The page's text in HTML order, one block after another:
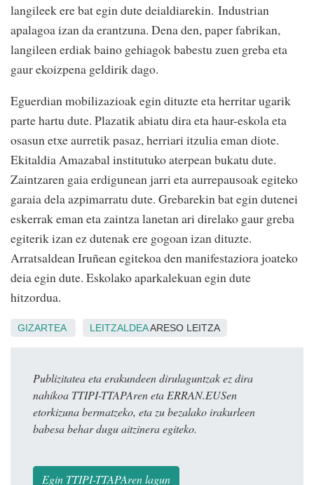
langileek ere bat egin dute deialdiarekin. Industrian
apalagoa izan da erantzuna. Dena den, paper fabrikan,
langileen erdiak baino gehiagok babestu zuen greba eta
gaur ekoizpena geldirik dago.
Eguerdian mobilizazioak egin dituzte eta herritar ugarik
parte hartu dute. Plazatik abiatu dira eta haur-eskola eta
osasun etxe aurretik pasaz, herriari itzulia eman diote.
Ekitaldia Amazabal institutuko aterpean bukatu dute.
Zaintzaren gaia erdigunean jarri eta aurrepausoak egiteko
garaia dela azpimarratu dute. Grebarekin bat egin dutenei
eskerrak eman eta zaintza lanetan ari direlako gaur greba
egiterik izan ez dutenak ere gogoan izan dituzte.
Arratsaldean Iruñean egitekoa den manifestaziora joateko
deia egin dute. Eskolako aparkalekuan egin dute
hitzordua.
GIZARTEA LEITZALDEAARESO LEITZA
Publizitatea eta erakundeen dirulaguntzak ez dira
nahikoa TTIPI-TTAPAren eta ERRAN.EUSen
etorkizuna bermatzeko, eta zu bezalako irakurleen
babesa behar dugu aitzinera egiteko.
Egin TTIPI-TTAPAren lagun